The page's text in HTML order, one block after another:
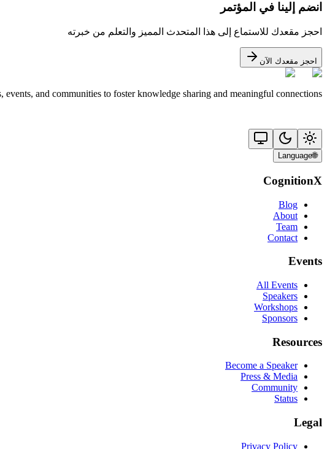
انضم إلينا في المؤتمر
احجز مقعدك للاستماع إلى هذا المتحدث المميز والتعلم من خبرته
احجز مقعدك الآن
and communities to foster knowledge sharing and meaningful connections.
🌐
Language
CognitionX
Blog
About
Team
Contact
Events
All Events
Speakers
Workshops
Sponsors
Resources
Become a Speaker
Press & Media
Community
Status
Legal
Privacy Policy